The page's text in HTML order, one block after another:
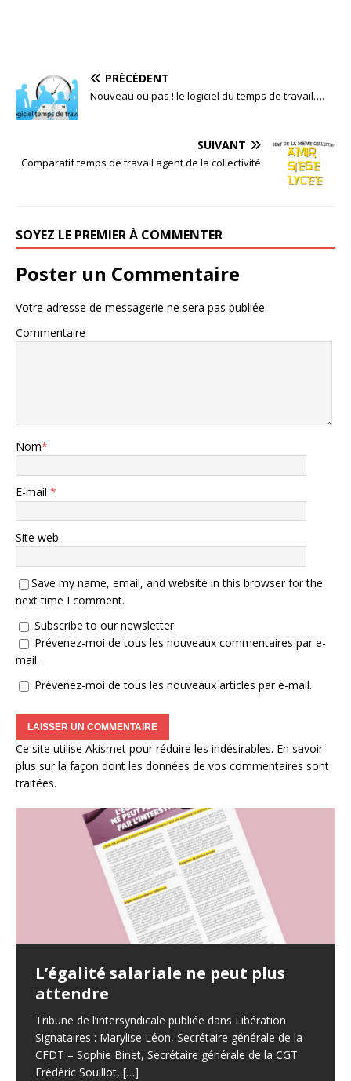
PRÉCÉDENT
Nouveau ou pas ! le logiciel du temps de travail….
SUIVANT
Comparatif temps de travail agent de la collectivité
SOYEZ LE PREMIER À COMMENTER
Poster un Commentaire
Votre adresse de messagerie ne sera pas publiée.
Commentaire
Nom*
E-mail *
Site web
Save my name, email, and website in this browser for the
next time I comment.
Subscribe to our newsletter
Prévenez-moi de tous les nouveaux commentaires par e-
mail.
Prévenez-moi de tous les nouveaux articles par e-mail.
Ce site utilise Akismet pour réduire les indésirables. En savoir
plus sur la façon dont les données de vos commentaires sont
traitées.
L’égalité salariale ne peut plus
attendre
Tribune de l’intersyndicale publiée dans Libération
Signataires : Marylise Léon, Secrétaire générale de la
CFDT – Sophie Binet, Secrétaire générale de la CGT
Frédéric Souillot, […]
tout augmente sauf les salaires
Dans la fonction publique, le gouvernement refuse
toujours de revaloriser le point d’indice et les grilles
indiciaires.
CROTENAY EREA Quel avenir ?
L’EREA condamné ? Courrier adressé aux élus locaux,
journalistes et syndicats (enseignants et Région),
collège des Louataux, lycée PEV ,parents d’élèves des
Louataux